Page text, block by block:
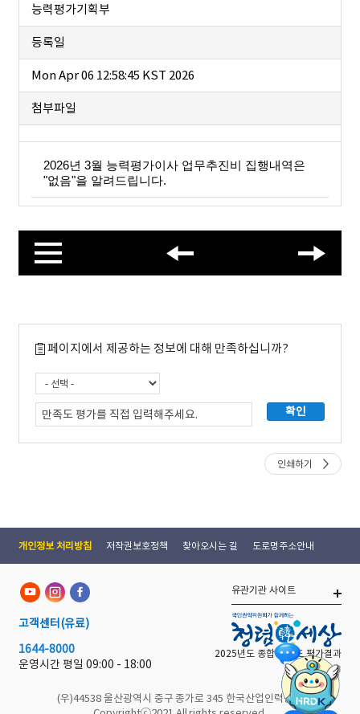
능력평가기획부
등록일
Mon Apr 06 12:58:45 KST 2026
첨부파일
2026년 3월 능력평가이사 업무추진비 집행내역은
"없음"을 알려드립니다.
페이지에서 제공하는 정보에 대해 만족하십니까?
인쇄하기
개인정보 처리방침 저작권보호정책 찾아오시는 길 도로명주소안내
고객센터 (유료)
1644-8000
운영시간 평일 09:00 - 18:00
(우)44538 울산광역시 중구 종가로 345 한국산업인력공단
유관기관 사이트
2025년도 종합 청렴도 평가결과